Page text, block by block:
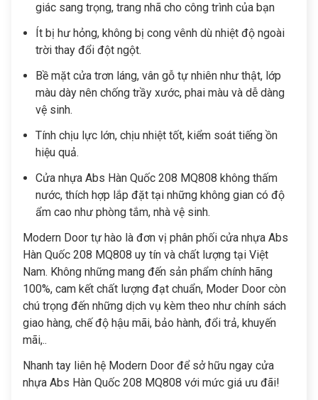
giác sang trọng, trang nhã cho công trình của bạn
Ít bị hư hỏng, không bị cong vênh dù nhiệt độ ngoài
trời thay đổi đột ngột.
Bề mặt cửa trơn láng, vân gỗ tự nhiên như thật, lớp
màu dày nên chống trầy xước, phai màu và dễ dàng
vệ sinh.
Tính chịu lực lớn, chịu nhiệt tốt, kiểm soát tiếng ồn
hiệu quả.
Cửa nhựa Abs Hàn Quốc 208 MQ808 không thấm
nước, thích hợp lắp đặt tại những không gian có độ
ẩm cao như phòng tắm, nhà vệ sinh.
Modern Door tự hào là đơn vị phân phối cửa nhựa Abs
Hàn Quốc 208 MQ808 uy tín và chất lượng tại Việt
Nam. Không những mang đến sản phẩm chính hãng
100%, cam kết chất lượng đạt chuẩn, Moder Door còn
chú trọng đến những dịch vụ kèm theo như chính sách
giao hàng, chế độ hậu mãi, bảo hành, đổi trả, khuyến
mãi,..
Nhanh tay liên hệ Modern Door để sở hữu ngay cửa
nhựa Abs Hàn Quốc 208 MQ808 với mức giá ưu đãi!